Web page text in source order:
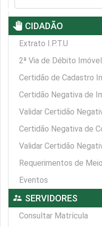
pan_tool CIDADÃO
Extrato I.P.T.U
2ª Via de Débito Imóvel
Certidão de Cadastro
Certidão Negativa de
Validar Certidão
Certidão Negativa de
Validar Certidão
Requerimentos de
Eventos
supervisor_account SERVIDORES
Consultar Matrícula